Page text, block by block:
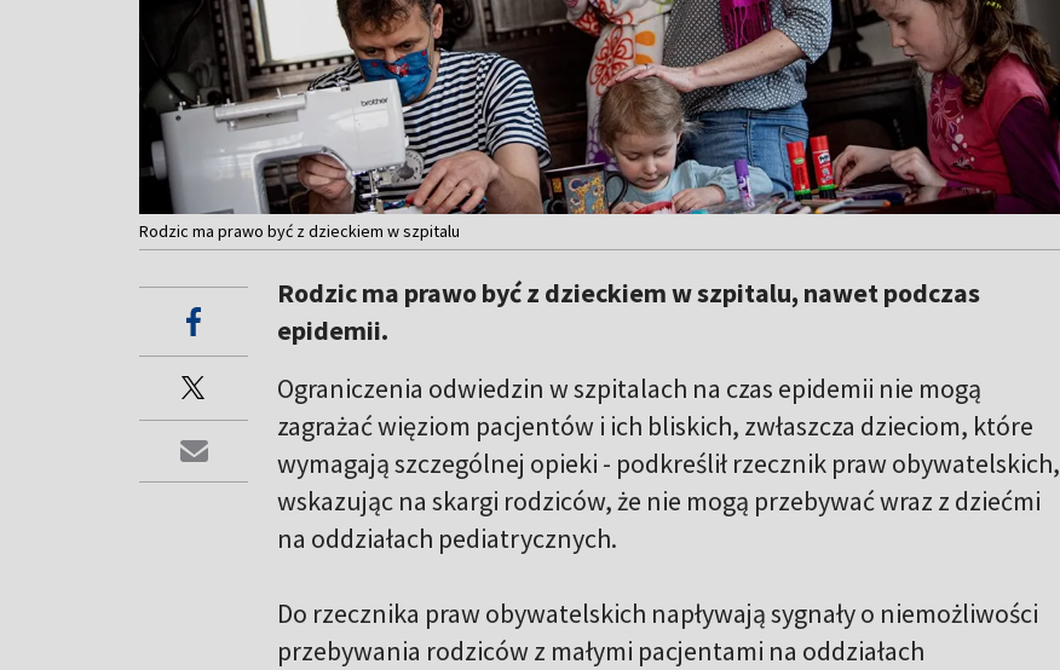
Rodzic ma prawo być z dzieckiem w szpitalu
Rodzic ma prawo być z dzieckiem w szpitalu, nawet podczas
epidemii.
Ograniczenia odwiedzin w szpitalach na czas epidemii nie mogą
zagrażać więziom pacjentów i ich bliskich, zwłaszcza dzieciom, które
wymagają szczególnej opieki - podkreślił rzecznik praw obywatelskich,
wskazując na skargi rodziców, że nie mogą przebywać wraz z dziećmi
na oddziałach pediatrycznych.
Do rzecznika praw obywatelskich napływają sygnały o niemożliwości
przebywania rodziców z małymi pacjentami na oddziałach